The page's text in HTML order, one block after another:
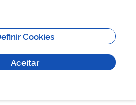
Cookies
Aceitar